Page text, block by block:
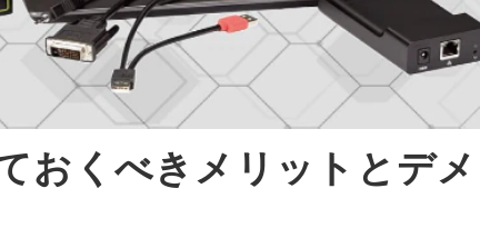
おくべきメリットとデ